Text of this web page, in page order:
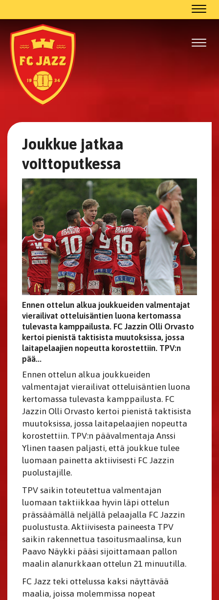
Joukkue jatkaa
voittoputkessa
Ennen ottelun alkua joukkueiden valmentajat
vierailivat otteluisäntien luona kertomassa
tulevasta kamppailusta. FC Jazzin Olli Orvasto
kertoi pienistä taktisista muutoksissa, jossa
laitapelaajien nopeutta korostettiin. TPV:n
pää...
Ennen ottelun alkua joukkueiden
valmentajat vierailivat otteluisäntien luona
kertomassa tulevasta kamppailusta. FC
Jazzin Olli Orvasto kertoi pienistä taktisista
muutoksissa, jossa laitapelaajien nopeutta
korostettiin. TPV:n päävalmentaja Anssi
Ylinen taasen paljasti, että joukkue tulee
luomaan painetta aktiivisesti FC Jazzin
puolustajille.
TPV saikin toteutettua valmentajan
luomaan taktiikkaa hyvin läpi ottelun
prässäämällä neljällä pelaajalla FC Jazzin
puolustusta. Aktiivisesta paineesta TPV
saikin rakennettua tasoitusmaalinsa, kun
Paavo Näykki pääsi sijoittamaan pallon
maalin alanurkkaan ottelun 21 minuutilla.
FC Jazz teki ottelussa kaksi näyttävää
maalia, joissa molemmissa nopeat